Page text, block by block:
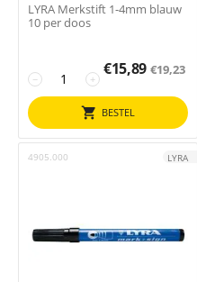
LYRA Merkstift 1-4mm blauw
10 per doos
+
−
€15,89 €19,23
BESTEL
4905.000 LYRA